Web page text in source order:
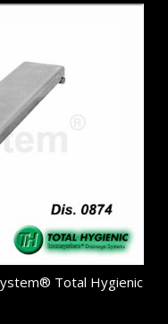
Total Hygienic